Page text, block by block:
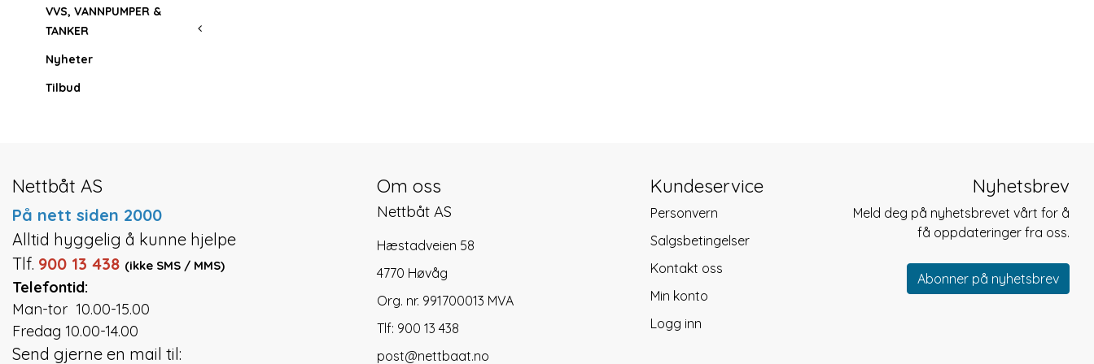
VVS, VANNPUMPER &
TANKER
Nyheter
Tilbud
Nettbåt AS
På nett siden 2000
Alltid hyggelig å kunne hjelpe
Tlf. 900 13 438 (ikke SMS / MMS)
Telefontid:
Man-tor 10.00-15.00
Fredag 10.00-14.00
Send gjerne en mail til:
Om oss
Nettbåt AS
Hæstadveien 58
4770 Høvåg
Org. nr. 991700013 MVA
Tlf: 900 13 438
post@nettbaat.no
Kundeservice
Personvern
Salgsbetingelser
Kontakt oss
Min konto
Logg inn
Nyhetsbrev
Meld deg på nyhetsbrevet vårt for å
få oppdateringer fra oss.
Abonner på nyhetsbrev